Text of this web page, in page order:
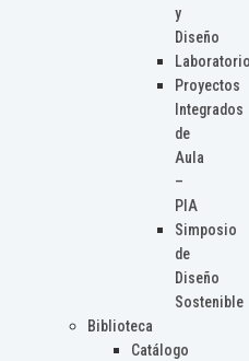
y
Diseño
Proyectos
Integrados
de
Aula
–
PIA
Simposio
de
Diseño
Sostenible
Biblioteca
Catálogo